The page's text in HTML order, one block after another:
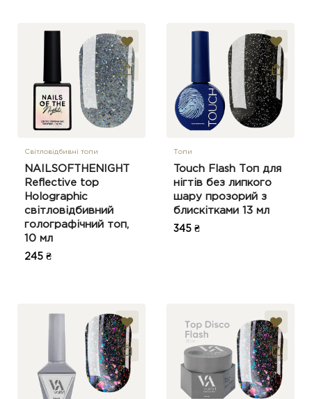
Світловідбивні топи
NAILSOFTHENIGHT
Reflective top
Holographic
світловідбивний
голографічний топ,
10 мл
245 ₴
Топи
Touch Flash Топ для
нігтів без липкого
шару прозорий з
блискітками 13 мл
345 ₴